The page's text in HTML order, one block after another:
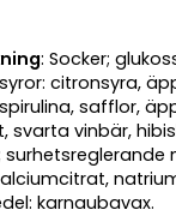
: Socker;
citronsyra,
safflor,
vinbär,
karnaubavax.